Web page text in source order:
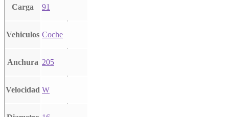
Carga 91
Vehiculos Coche
Anchura 205
Velocidad W